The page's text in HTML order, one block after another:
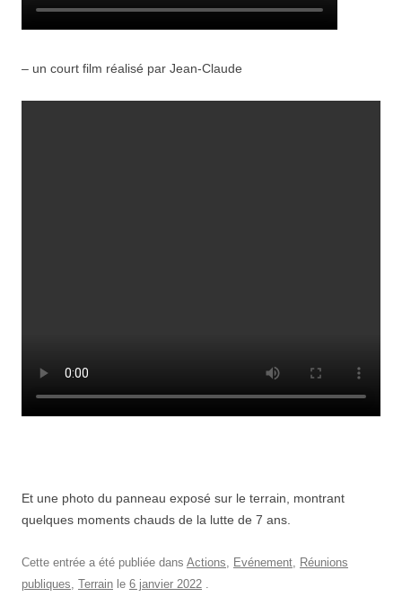
– un court film réalisé par Jean-Claude
Et une photo du panneau exposé sur le terrain, montrant
quelques moments chauds de la lutte de 7 ans.
Cette entrée a été publiée dans Actions, Evénement, Réunions
publiques, Terrain le 6 janvier 2022 .